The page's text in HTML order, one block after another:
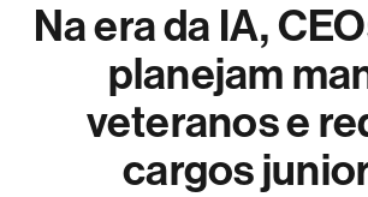
Na era da IA,
planejam
veteranos e
cargos